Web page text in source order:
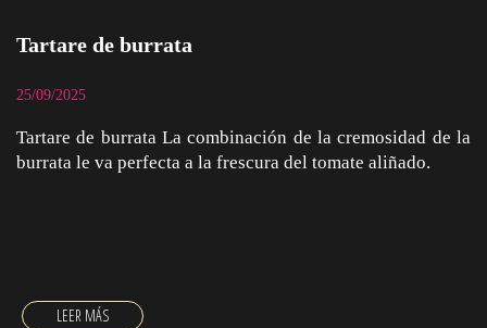
Tartare de burrata
25/09/2025
Tartare de burrata La combinación de la cremosidad de la
burrata le va perfecta a la frescura del tomate aliñado.